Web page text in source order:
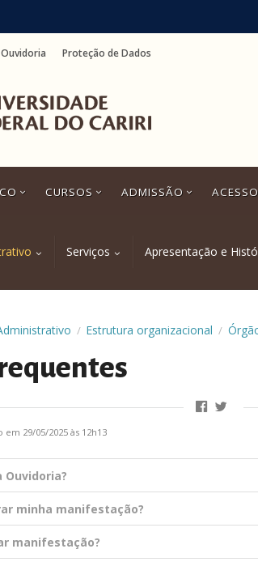
Ouvidoria Proteção de Dados
CURSOS ADMISSÃO
Serviços Apresentação e
/ Estrutura organizacional /
29/05/2025 às 12h13
Ouvidoria?
minha manifestação?
manifestação?